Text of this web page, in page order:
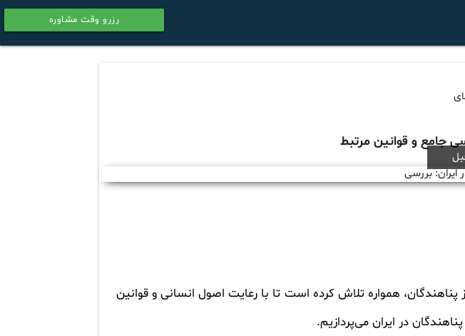
رزرو وقت مشاوره
calendar
جامع و قوانین مرتبط
همواره تلاش کرده است تا با رعایت اصول انسانی و قوانین
در ایران می‌پردازیم.